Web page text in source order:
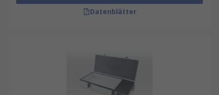
Datenblätter